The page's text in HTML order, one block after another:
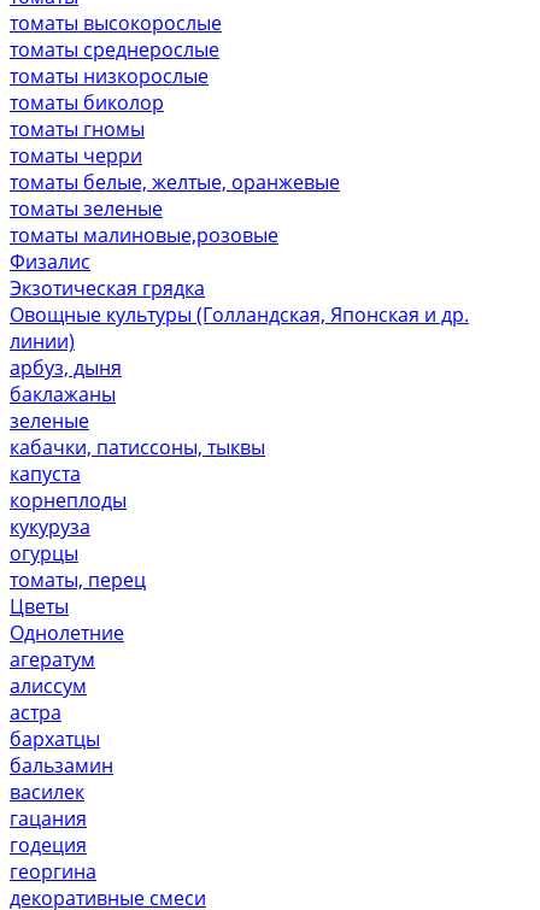
томаты высокорослые
томаты среднерослые
томаты низкорослые
томаты биколор
томаты гномы
томаты черри
томаты белые, желтые, оранжевые
томаты зеленые
томаты малиновые,розовые
Физалис
Экзотическая грядка
Овощные культуры (Голландская, Японская и др.
линии)
арбуз, дыня
баклажаны
зеленые
кабачки, патиссоны, тыквы
капуста
корнеплоды
кукуруза
огурцы
томаты, перец
Цветы
Однолетние
агератум
алиссум
астра
бархатцы
бальзамин
василек
гацания
годеция
георгина
декоративные смеси